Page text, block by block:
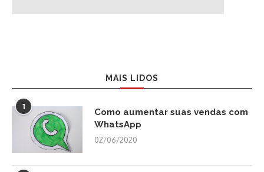
MAIS LIDOS
1
Como aumentar suas vendas com
WhatsApp
02/06/2020